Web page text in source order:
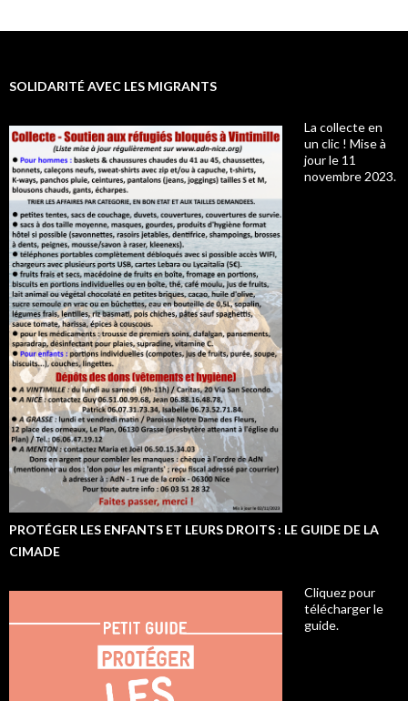
SOLIDARITÉ AVEC LES MIGRANTS
La collecte en
un clic ! Mise à
jour le 11
novembre 2023.
PROTÉGER LES ENFANTS ET LEURS DROITS : LE GUIDE DE LA
CIMADE
Cliquez pour
télécharger le
guide.